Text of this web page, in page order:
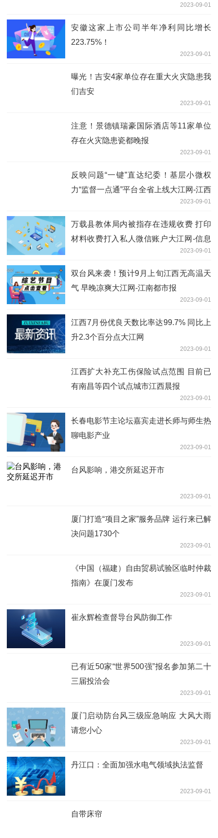
2023-09-01
安徽这家上市公司半年净利同比增长
223.75%！
2023-09-01
曝光！吉安4家单位存在重大火灾隐患我
们吉安
2023-09-01
注意！景德镇瑞豪国际酒店等11家单位
存在火灾隐患瓷都晚报
2023-09-01
反映问题“一键”直达纪委！基层小微权
力“监督一点通”平台全省上线大江网-江西
2023-09-01
万载县教体局内被指存在违规收费 打印
材料收费打入私人微信账户大江网-信息
2023-09-01
双台风来袭！预计9月上旬江西无高温天
气 早晚凉爽大江网-江南都市报
2023-09-01
江西7月份优良天数比率达99.7% 同比上
升2.3个百分点大江网
2023-09-01
江西扩大补充工伤保险试点范围 目前已
有南昌等四个试点城市江西晨报
2023-09-01
长春电影节主论坛嘉宾走进长师与师生热
聊电影产业
2023-09-01
台风影响，港交所延迟开市
2023-09-01
厦门打造“项目之家”服务品牌 运行来已解
决问题1730个
2023-09-01
《中国（福建）自由贸易试验区临时仲裁
指南》在厦门发布
2023-09-01
崔永辉检查督导台风防御工作
2023-09-01
已有近50家“世界500强”报名参加第二十
三届投洽会
2023-09-01
厦门启动防台风三级应急响应 大风大雨
请您小心
2023-09-01
丹江口：全面加强水电气领域执法监督
2023-09-01
自带床帘